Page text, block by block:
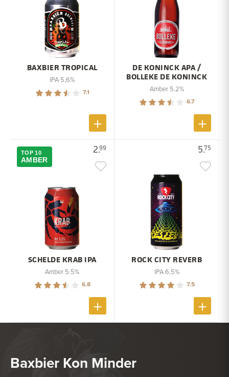
BAXBIER TROPICAL
IPA 5,6%
7.1
DE KONINCK APA /
BOLLEKE DE KONINCK
Amber 5.2%
6.7
2.99
TOP 10
AMBER
SCHELDE KRAB IPA
Amber 5.5%
6.8
5.75
ROCK CITY REVERB
IPA 6,5%
7.5
Baxbier Kon Minder